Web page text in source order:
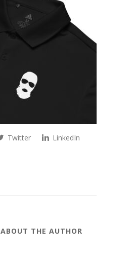
Twitter
LinkedIn
ABOUT THE AUTHOR